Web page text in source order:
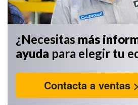
¿Necesitas más
ayuda para elegir tu
Contacta a ventas >